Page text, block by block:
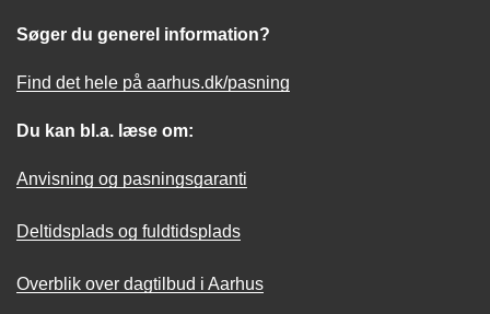
Søger du generel information?
Find det hele på aarhus.dk/pasning
Du kan bl.a. læse om:
Anvisning og pasningsgaranti
Deltidsplads og fuldtidsplads
Overblik over dagtilbud i Aarhus